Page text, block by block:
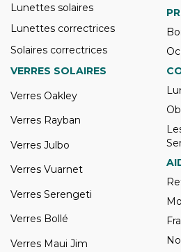
Lunettes solaires
Lunettes correctrices
Solaires correctrices
VERRES SOLAIRES
Verres Oakley
Verres Rayban
Verres Julbo
Verres Vuarnet
Verres Serengeti
Verres Bollé
Verres Maui Jim